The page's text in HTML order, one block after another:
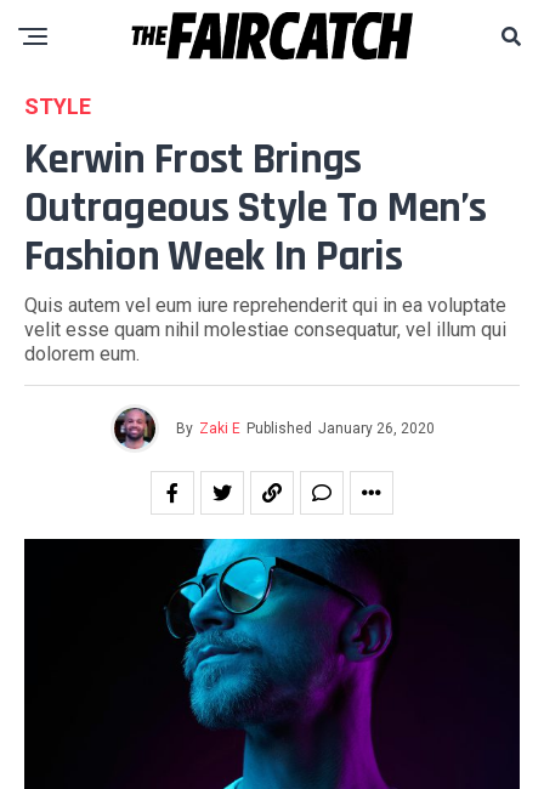
STYLE
Kerwin Frost Brings
Outrageous Style To Men’s
Fashion Week In Paris
Quis autem vel eum iure reprehenderit qui in ea voluptate
velit esse quam nihil molestiae consequatur, vel illum qui
dolorem eum.
By Zaki E Published January 26, 2020